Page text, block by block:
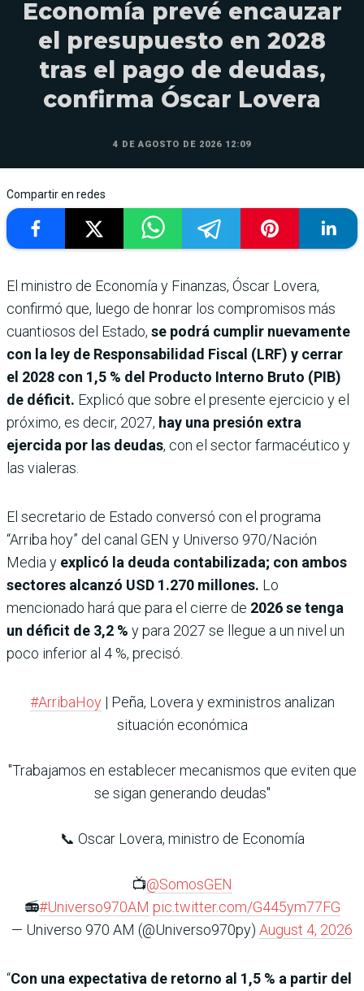
Economía prevé encauzar
el presupuesto en 2028
tras el pago de deudas,
confirma Óscar Lovera
4 DE AGOSTO DE 2026 12:09
Compartir en redes
El ministro de Economía y Finanzas, Óscar Lovera,
confirmó que, luego de honrar los compromisos más
cuantiosos del Estado, se podrá cumplir nuevamente
con la ley de Responsabilidad Fiscal (LRF) y cerrar
el 2028 con 1,5 % del Producto Interno Bruto (PIB)
de déficit. Explicó que sobre el presente ejercicio y el
próximo, es decir, 2027, hay una presión extra
ejercida por las deudas, con el sector farmacéutico y
las vialeras.
El secretario de Estado conversó con el programa
“Arriba hoy” del canal GEN y Universo 970/Nación
Media y explicó la deuda contabilizada; con ambos
sectores alcanzó USD 1.270 millones. Lo
mencionado hará que para el cierre de 2026 se tenga
un déficit de 3,2 % y para 2027 se llegue a un nivel un
poco inferior al 4 %, precisó.
#ArribaHoy| Peña, Lovera y exministros analizan
situación económica
"Trabajamos en establecer mecanismos que eviten que
se sigan generando deudas"
📞 Oscar Lovera, ministro de Economía
📺@SomosGEN
📻#Universo970AM pic.twitter.com/G445ym77FG
— Universo 970 AM (@Universo970py) August 4, 2026
“Con una expectativa de retorno al 1,5 % a partir del